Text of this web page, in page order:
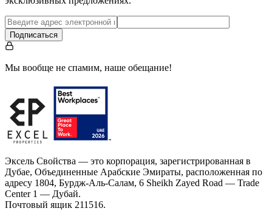
Подписаться
Мы вообще не спамим, наше обещание!
Эксель Свойства — это корпорация, зарегистрированная в
Дубае, Объединенные Арабские Эмираты, расположенная по
адресу 1804, Бурдж-Аль-Салам, 6 Sheikh Zayed Road — Trade
Center 1 — Дубай.
Почтовый ящик 211516.